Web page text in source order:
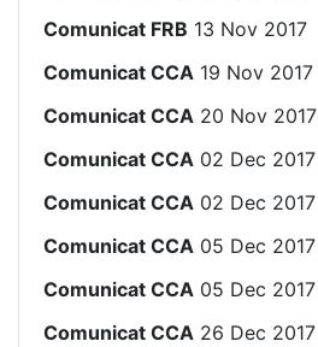
Comunicat FRB 13 Nov 2017
Comunicat CCA 19 Nov 2017
Comunicat CCA 20 Nov 2017
Comunicat CCA 02 Dec 2017
Comunicat CCA 02 Dec 2017
Comunicat CCA 05 Dec 2017
Comunicat CCA 05 Dec 2017
Comunicat CCA 26 Dec 2017